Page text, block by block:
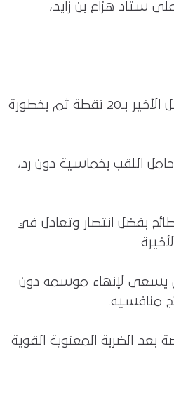
ستاد هزاع بن زايد،
ويتصارع الثلاثي دبا والبطائح والظفرة على البقاء، حيث يحتل الظفرة المركز الأخير بـ19 نقطة والبطائح في المركز قبل الأخير بـ20 نقطة ثم بخطورة
اللقب بخماسية دون رد،
بفضل انتصار وتعادل في
يسعى لإنهاء موسمه دون
منافسيه.
الضربة المعنوية القوية